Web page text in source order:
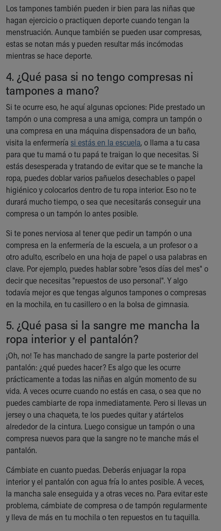
Los tampones también pueden ir bien para las niñas que
hagan ejercicio o practiquen deporte cuando tengan la
menstruación. Aunque también se pueden usar compresas,
estas se notan más y pueden resultar más incómodas
mientras se hace deporte.
4. ¿Qué pasa si no tengo compresas ni
tampones a mano?
Si te ocurre eso, he aquí algunas opciones: Pide prestado un
tampón o una compresa a una amiga, compra un tampón o
una compresa en una máquina dispensadora de un baño,
visita la enfermería si estás en la escuela, o llama a tu casa
para que tu mamá o tu papá te traigan lo que necesitas. Si
estás desesperada y tratando de evitar que se te manche la
ropa, puedes doblar varios pañuelos desechables o papel
higiénico y colocarlos dentro de tu ropa interior. Eso no te
durará mucho tiempo, o sea que necesitarás conseguir una
compresa o un tampón lo antes posible.
Si te pones nerviosa al tener que pedir un tampón o una
compresa en la enfermería de la escuela, a un profesor o a
otro adulto, escríbelo en una hoja de papel o usa palabras en
clave. Por ejemplo, puedes hablar sobre "esos días del mes" o
decir que necesitas "repuestos de uso personal". Y algo
todavía mejor es que tengas algunos tampones o compresas
en la mochila, en tu casillero o en la bolsa de gimnasia.
5. ¿Qué pasa si la sangre me mancha la
ropa interior y el pantalón?
¡Oh, no! Te has manchado de sangre la parte posterior del
pantalón: ¿qué puedes hacer? Es algo que les ocurre
prácticamente a todas las niñas en algún momento de su
vida. A veces ocurre cuando no estás en casa, o sea que no
puedes cambiarte de ropa inmediatamente. Pero si llevas un
jersey o una chaqueta, te los puedes quitar y atártelos
alrededor de la cintura. Luego consigue un tampón o una
compresa nuevos para que la sangre no te manche más el
pantalón.
Cámbiate en cuanto puedas. Deberás enjuagar la ropa
interior y el pantalón con agua fría lo antes posible. A veces,
la mancha sale enseguida y a otras veces no. Para evitar este
problema, cámbiate de compresa o de tampón regularmente
y lleva de más en tu mochila o ten repuestos en tu taquilla.